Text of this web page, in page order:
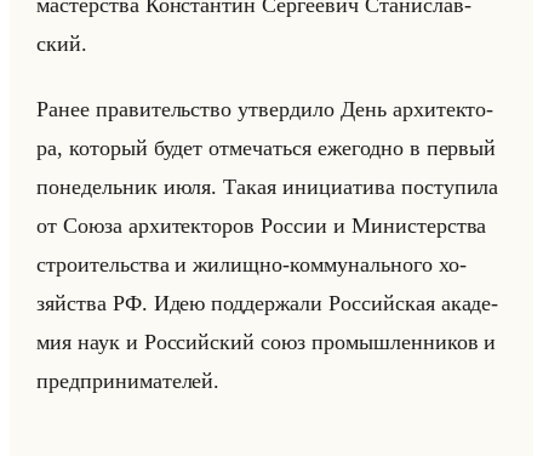
ский.
Ранее пра­ви­тельство утвер­ди­ло День ар­хи­тек­то­
ра, ко­то­рый будет от­ме­чаться еже­год­но в пер­вый
по­не­дельник июля. Такая ини­ци­ати­ва по­сту­пи­ла
от Союза ар­хи­тек­то­ров Рос­сии и Ми­ни­стер­ства
стро­ительства и жи­лищ­но-ком­му­нально­го хо­
зяйства РФ. Идею под­дер­жа­ли Рос­сийская ака­де­
мия наук и Рос­сийский союз про­мыш­лен­ни­ков и
пред­при­ни­ма­те­лей.